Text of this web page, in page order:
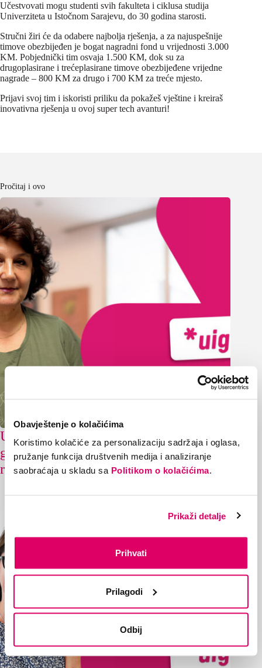
Obavještenje o kolačićima
Koristimo kolačiće za personalizaciju sadržaja i oglasa,
pružanje funkcija društvenih medija i analiziranje
saobraćaja u skladu sa Politikom o kolačićima.
Prikaži detalje
Prihvati
Prilagodi
Odbij
Učestvovati mogu studenti svih fakulteta i ciklusa studija
Univerziteta u Istočnom Sarajevu, do 30 godina starosti.
Stručni žiri će da odabere najbolja rješenja, a za najuspešnije
timove obezbijeđen je bogat nagradni fond u vrijednosti 3.000
KM. Pobjednički tim osvaja 1.500 KM, dok su za
drugoplasirane i trećeplasirane timove obezbijeđene vrijedne
nagrade – 800 KM za drugo i 700 KM za treće mjesto.
Prijavi svoj tim i iskoristi priliku da pokažeš vještine i kreiraš
inovativna rješenja u ovoj super tech avanturi!
Pročitaj i ovo
Uigran tim: Dragana Branković,
godine iskustva, osmijeh koji traje i
riječ podrške